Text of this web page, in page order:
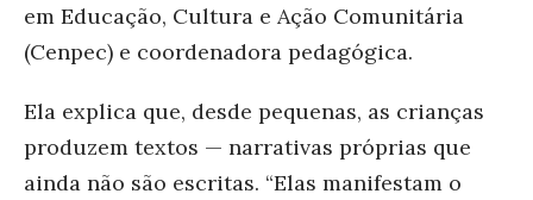
em Educação, Cultura e Ação Comunitária
(Cenpec) e coordenadora pedagógica.
Ela explica que, desde pequenas, as crianças
produzem textos — narrativas próprias que
ainda não são escritas. “Elas manifestam o